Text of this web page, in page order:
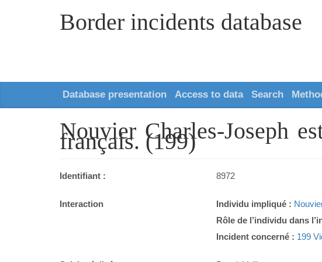
Border incidents database
Database presentation Access to data Search
Nouvier Charles-Joseph
français. (199)
Identifiant : 8972
Interaction Individu impliqué :
Rôle de l’individu dans
Incident concerné : 199